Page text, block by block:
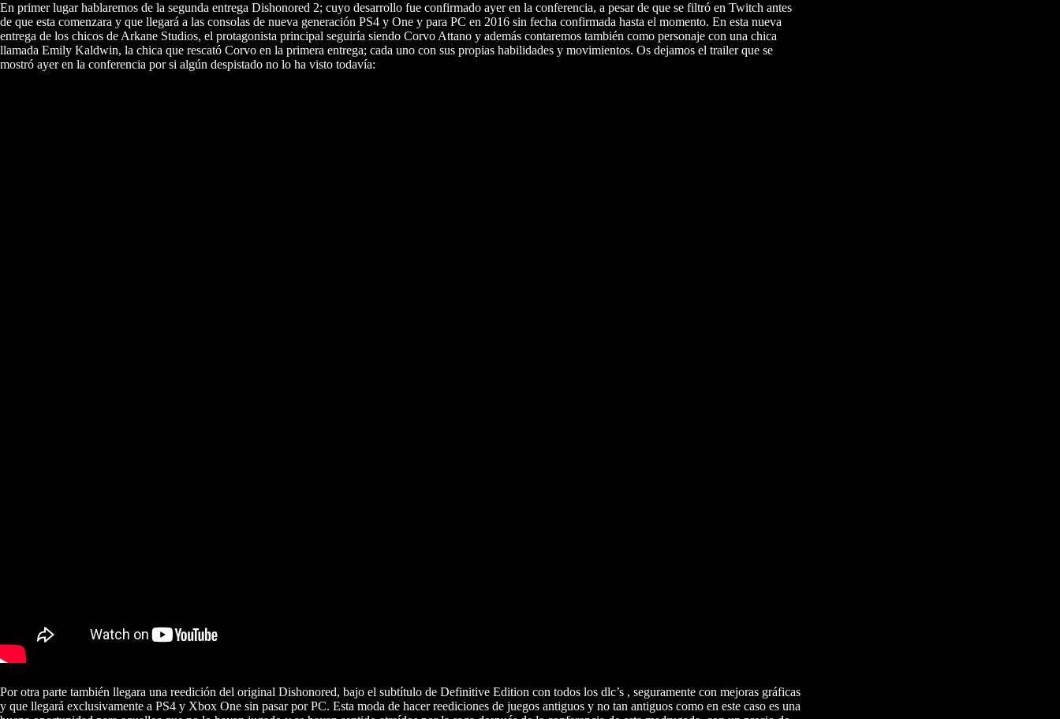
En primer lugar hablaremos de la segunda entrega Dishonored 2; cuyo desarrollo fue confirmado ayer en la conferencia, a pesar de que se filtró en Twitch antes
de que esta comenzara y que llegará a las consolas de nueva generación PS4 y One y para PC en 2016 sin fecha confirmada hasta el momento. En esta nueva
entrega de los chicos de Arkane Studios, el protagonista principal seguiría siendo Corvo Attano y además contaremos también como personaje con una chica
llamada Emily Kaldwin, la chica que rescató Corvo en la primera entrega; cada uno con sus propias habilidades y movimientos. Os dejamos el trailer que se
mostró ayer en la conferencia por si algún despistado no lo ha visto todavía:
Por otra parte también llegara una reedición del original Dishonored, bajo el subtítulo de Definitive Edition con todos los dlc’s , seguramente con mejoras gráficas
y que llegará exclusivamente a PS4 y Xbox One sin pasar por PC. Esta moda de hacer reediciones de juegos antiguos y no tan antiguos como en este caso es una